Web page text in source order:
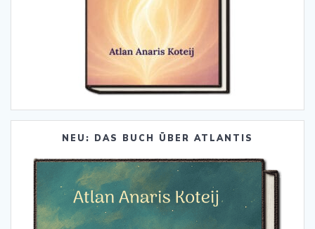
NEU: DAS BUCH ÜBER ATLANTIS